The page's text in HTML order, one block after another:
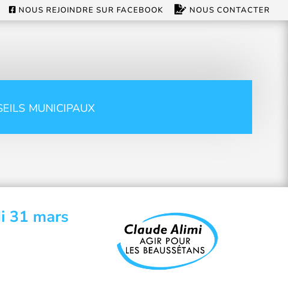
NOUS REJOINDRE SUR FACEBOOK NOUS CONTACTER
municipaux
31 mars